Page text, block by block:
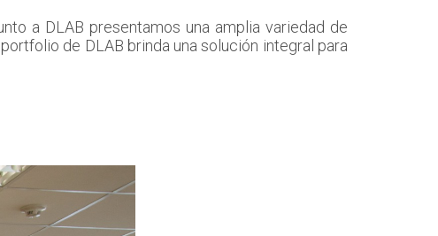
a DLAB presentamos una amplia variedad de
de DLAB brinda una solución integral para